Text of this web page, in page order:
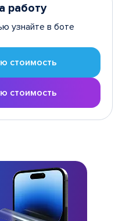
работу
узнайте в боте
стоимость
стоимость